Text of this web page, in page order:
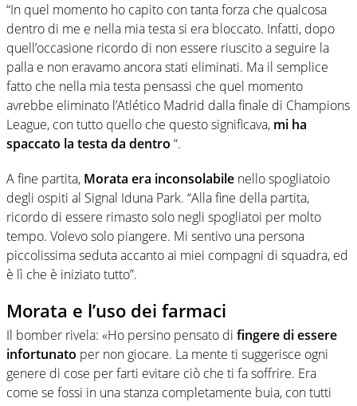
“In quel momento ho capito con tanta forza che qualcosa
dentro di me e nella mia testa si era bloccato. Infatti, dopo
quell’occasione ricordo di non essere riuscito a seguire la
palla e non eravamo ancora stati eliminati. Ma il semplice
fatto che nella mia testa pensassi che quel momento
avrebbe eliminato l’Atlético Madrid dalla finale di Champions
League, con tutto quello che questo significava, mi ha
spaccato la testa da dentro “.
A fine partita, Morata era inconsolabile nello spogliatoio
degli ospiti al Signal Iduna Park. “Alla fine della partita,
ricordo di essere rimasto solo negli spogliatoi per molto
tempo. Volevo solo piangere. Mi sentivo una persona
piccolissima seduta accanto ai miei compagni di squadra, ed
è lì che è iniziato tutto”.
Morata e l’uso dei farmaci
Il bomber rivela: «Ho persino pensato di fingere di essere
infortunato per non giocare. La mente ti suggerisce ogni
genere di cose per farti evitare ciò che ti fa soffrire. Era
come se fossi in una stanza completamente buia, con tutti